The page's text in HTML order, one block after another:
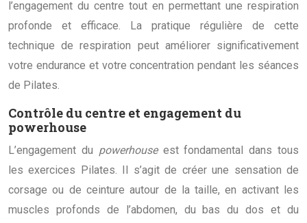
l’engagement du centre tout en permettant une respiration
profonde et efficace. La pratique régulière de cette
technique de respiration peut améliorer significativement
votre endurance et votre concentration pendant les séances
de Pilates.
Contrôle du centre et engagement du
powerhouse
L’engagement du powerhouse est fondamental dans tous
les exercices Pilates. Il s’agit de créer une sensation de
corsage ou de ceinture autour de la taille, en activant les
muscles profonds de l’abdomen, du bas du dos et du